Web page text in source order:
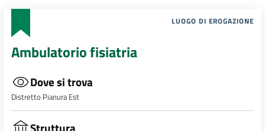
LUOGO DI EROGAZIONE
Ambulatorio fisiatria
Dove si trova
Distretto Pianura Est